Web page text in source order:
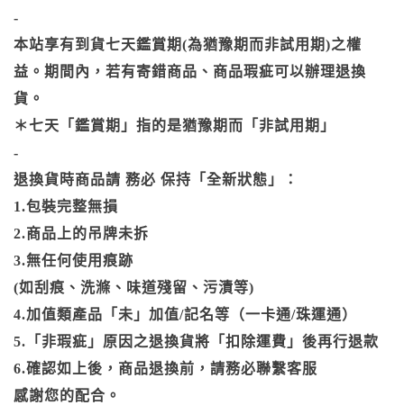
-
本站享有到貨七天鑑賞期(為猶豫期而非試用期)之權
益。期間內，若有寄錯商品、商品瑕疵可以辦理退換
貨。
＊七天「鑑賞期」指的是猶豫期而「非試用期」
-
退換貨時商品請 務必 保持「全新狀態」：
1.包裝完整無損
2.商品上的吊牌未拆
3.無任何使用痕跡
(如刮痕、洗滌、味道殘留、污漬等)
4.加值類產品「未」加值/記名等（一卡通/珠運通）
5.「非瑕疵」原因之退換貨將「扣除運費」後再行退款
6.確認如上後，商品退換前，請務必聯繫客服
感謝您的配合。